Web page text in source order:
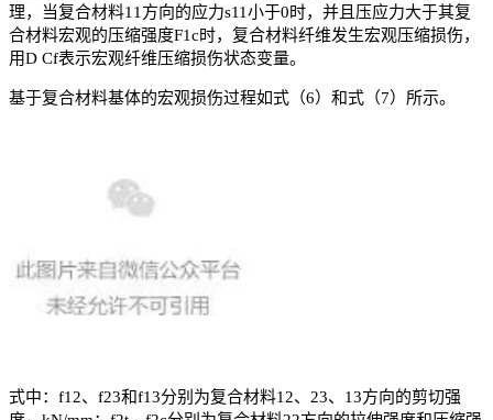
理，当复合材料11方向的应力s11小于0时，并且压应力大于其复
合材料宏观的压缩强度F1c时，复合材料纤维发生宏观压缩损伤，
用D Cf表示宏观纤维压缩损伤状态变量。
基于复合材料基体的宏观损伤过程如式（6）和式（7）所示。
式中：f12、f23和f13分别为复合材料12、23、13方向的剪切强